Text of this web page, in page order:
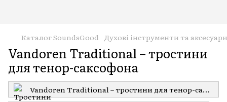
Каталог SoundsGood Духові інструменти та аксесуари
Vandoren Traditional – тростини
для тенор-саксофона
Vandoren Traditional – тростини для тенор-саксофона